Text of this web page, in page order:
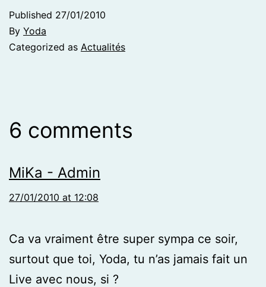
Published 27/01/2010
By Yoda
Categorized as Actualités
6 comments
MiKa - Admin
27/01/2010 at 12:08
Ca va vraiment être super sympa ce soir,
surtout que toi, Yoda, tu n’as jamais fait un
Live avec nous, si ?